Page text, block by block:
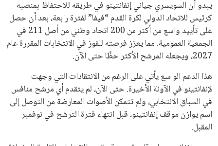
عمر إبراهيم 22 يوليو 2026
تحقق من قهوتك المغشوشة 7 علامات تدل
على جودتها قبل أول رشفة
خالد فؤاد 18 يوليو 2026
القائمة البريدية
انضم إلى قائمة المشتركين لدينا لتحصل على أحدث الأخبار، التحديثات
والعروض الخاصة مباشرة في صندوق بريدك